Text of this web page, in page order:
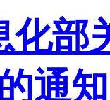
化部
通知